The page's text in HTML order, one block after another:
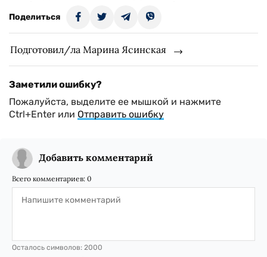
Поделиться
Подготовил/ла Марина Ясинская
Заметили ошибку?
Пожалуйста, выделите ее мышкой и нажмите
Ctrl+Enter или Отправить ошибку
Добавить комментарий
Всего комментариев: 0
Осталось символов: 2000